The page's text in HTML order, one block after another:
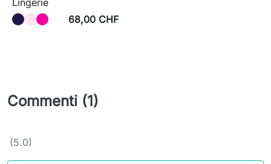
Lingerie
68,00 CHF
Commenti (1)
(5.0)